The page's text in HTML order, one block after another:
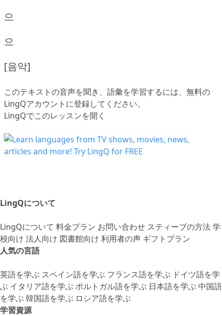
으
으
[음악]
このテキストの音声を聞き、語彙を学習するには、 無料の
LingQアカウントに登録してください。
LingQでこのレッスンを開く
LingQについて
LingQについて 料金プラン お問い合わせ スティーブの方法学
校向け 法人向け 図書館向け 利用者の声 ギフトプラン
人気の言語
英語を学ぶ スペイン語を学ぶ フランス語を学ぶ ドイツ語を学
ぶ イタリア語を学ぶ ポルトガル語を学ぶ 日本語を学ぶ 中国語
を学ぶ 韓国語を学ぶ ロシア語を学ぶ
学習資源